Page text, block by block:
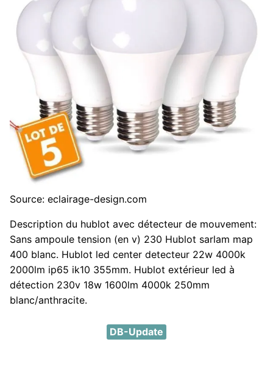
Source: eclairage-design.com
Description du hublot avec détecteur de mouvement:
Sans ampoule tension (en v) 230 Hublot sarlam map
400 blanc. Hublot led center detecteur 22w 4000k
2000lm ip65 ik10 355mm. Hublot extérieur led à
détection 230v 18w 1600lm 4000k 250mm
blanc/anthracite.
DB-Update